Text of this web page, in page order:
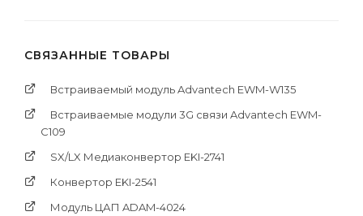
СВЯЗАННЫЕ ТОВАРЫ
Встраиваемый модуль Advantech EWM-W135
Встраиваемые модули 3G связи Advantech EWM-
C109
SX/LX Медиаконвертор EKI-2741
Конвертор EKI-2541
Модуль ЦАП ADAM-4024